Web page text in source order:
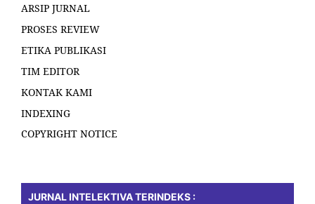
ARSIP JURNAL
PROSES REVIEW
ETIKA PUBLIKASI
TIM EDITOR
KONTAK KAMI
INDEXING
COPYRIGHT NOTICE
JURNAL INTELEKTIVA TERINDEKS :